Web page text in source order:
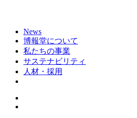
News
博報堂について
私たちの事業
サステナビリティ
人材・採用